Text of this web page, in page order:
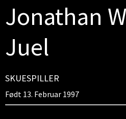
Jonathan
Juel
SKUESPILLER
Født 13. Februar 1997